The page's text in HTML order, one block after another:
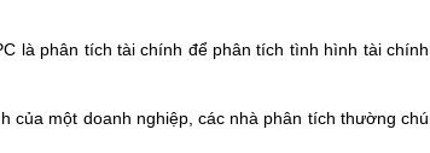
là phân tích tài chính để phân tích tình hình tài chính
của một doanh nghiệp, các nhà phân tích thường chú